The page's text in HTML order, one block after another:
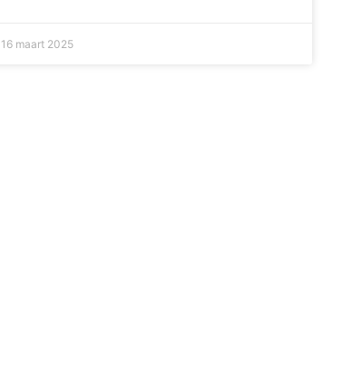
16 maart 2025